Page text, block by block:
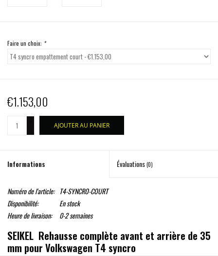
Faire un choix: *
€1.153,00
AJOUTER AU PANIER
Informations Évaluations(0)
Numéro de l'article: T4-SYNCRO-COURT
Disponibilité:
En stock
Heure de livraison:
0-2 semaines
SEIKEL Rehausse complète avant et arrière de 35
mm pour Volkswagen T4 syncro